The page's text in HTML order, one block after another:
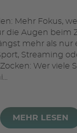
Mehr Fokus,
die Augen beim
mehr als nur
Streaming
Wer viele
MEHR LESEN